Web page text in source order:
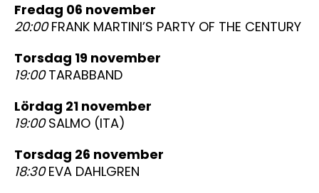
fredag 06 november
20:00FRANK MARTINI’S PARTY OF THE CENTURY
torsdag 19 november
19:00TARABBAND
lördag 21 november
19:00SALMO (ITA)
torsdag 26 november
18:30EVA DAHLGREN